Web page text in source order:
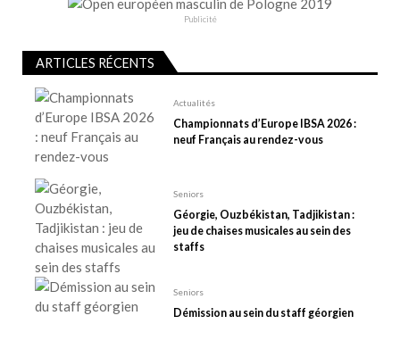
Publicité
ARTICLES RÉCENTS
Actualités
Championnats d’Europe IBSA 2026 :
neuf Français au rendez-vous
Seniors
Géorgie, Ouzbékistan, Tadjikistan :
jeu de chaises musicales au sein des
staffs
Seniors
Démission au sein du staff géorgien